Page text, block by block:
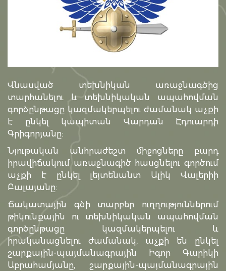
Վնասված տեխնիկան առաջնագծից
տարհանելու և տեխնիկական ապահովման
գործընթացը կազմակերպելու ժամանակ աչքի
է ընկել կապիտան Վարդան Էդուարդի
Գրիգորյանը:
Նյութական անհրաժեշտ միջոցները բարդ
իրավիճակում առաջնագիծ հասցնելու գործում
աչքի է ընկել լեյտենանտ Ալիկ Վալերիի
Բալայանը:
Ճակատային գծի տարբեր ուղղություններում
թիկունքային ու տեխնիկական ապահովման
գործընթացը կազմակերպելու և
իրականացնելու ժամանակ, աչքի են ընկել
շարքային-պայմանագրային Իգոր Գարիկի
Աբրահամյանը, շարքային-պայմանագրային